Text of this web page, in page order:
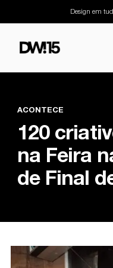
Design em
ACONTECE
120
na Feira
de Final